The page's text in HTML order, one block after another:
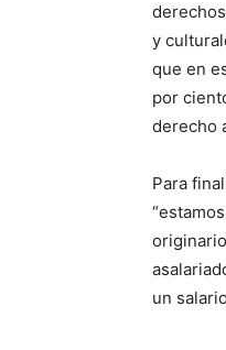
y
que en
por
derecho
Para
un